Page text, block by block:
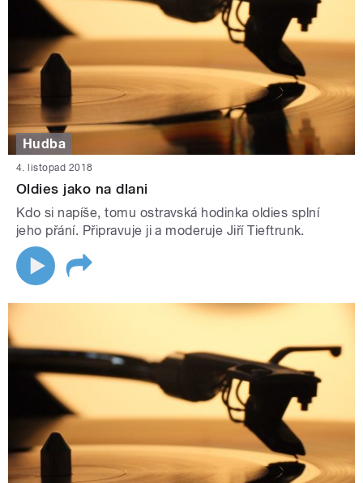
Hudba
4. listopad 2018
Oldies jako na dlani
Kdo si napíše, tomu ostravská hodinka oldies splní
jeho přání. Připravuje ji a moderuje Jiří Tieftrunk.